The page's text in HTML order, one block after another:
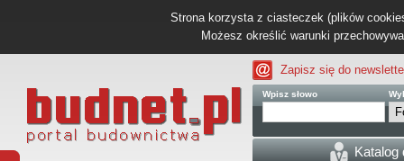
Strona korzysta z ciasteczek (plików
Możesz określić warunki
Zapisz się do
Wpisz słowo
Katalog